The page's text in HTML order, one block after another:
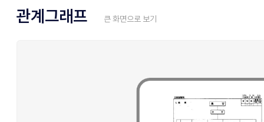
관계그래프 큰 화면으로 보기